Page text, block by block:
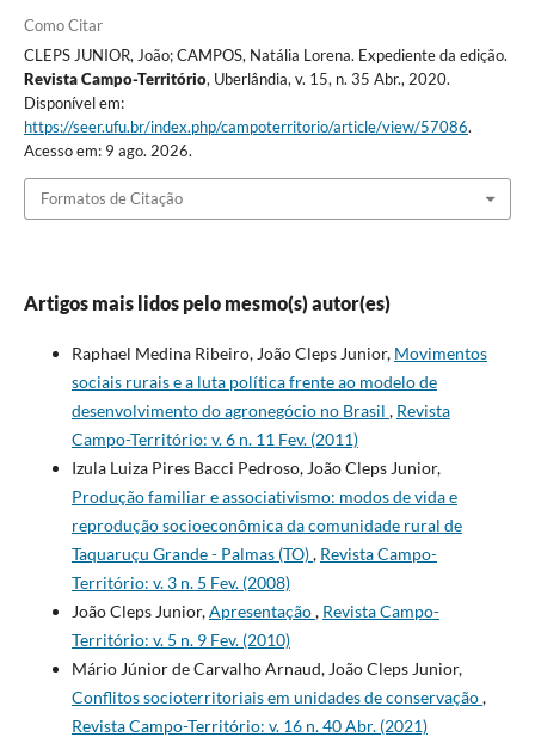
Como Citar
CLEPS JUNIOR, João; CAMPOS, Natália Lorena. Expediente da edição.
Revista Campo-Território, Uberlândia, v. 15, n. 35 Abr., 2020.
Disponível em:
https://seer.ufu.br/index.php/campoterritorio/article/view/57086.
Acesso em: 9 ago. 2026.
Formatos de Citação
Artigos mais lidos pelo mesmo(s) autor(es)
Raphael Medina Ribeiro, João Cleps Junior, Movimentos
sociais rurais e a luta política frente ao modelo de
desenvolvimento do agronegócio no Brasil , Revista
Campo-Território: v. 6 n. 11 Fev. (2011)
Izula Luiza Pires Bacci Pedroso, João Cleps Junior,
Produção familiar e associativismo: modos de vida e
reprodução socioeconômica da comunidade rural de
Taquaruçu Grande - Palmas (TO), Revista Campo-
Território: v. 3 n. 5 Fev. (2008)
João Cleps Junior,Apresentação, Revista Campo-
Território: v. 5 n. 9 Fev. (2010)
Mário Júnior de Carvalho Arnaud, João Cleps Junior,
Conflitos socioterritoriais em unidades de conservação,
Revista Campo-Território: v. 16 n. 40 Abr. (2021)